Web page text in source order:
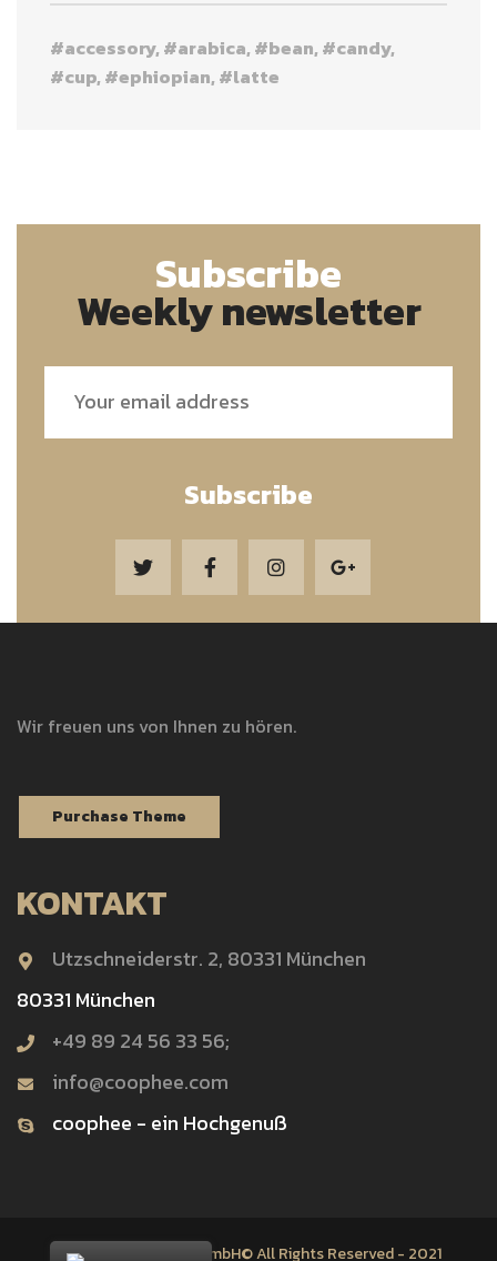
accessory arabica bean
candy
cup
ephiopian latte
Subscribe
Weekly newsletter
Subscribe
Wir freuen uns von Ihnen zu hören.
Purchase Theme
KONTAKT
Utzschneiderstr. 2, 80331 München
80331 München
+49 89 24 56 33 56;
info@coophee.com
coophee - ein Hochgenuß
Kafka International GmbH© All Rights Reserved - 2021